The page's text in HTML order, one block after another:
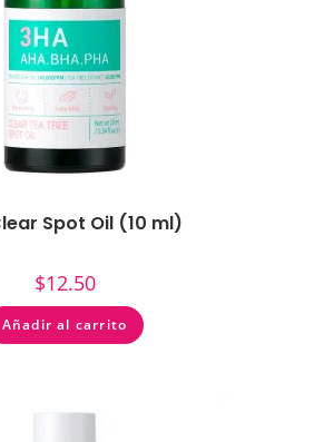
Spot Oil (10 ml)
$12.50
Añadir al carrito